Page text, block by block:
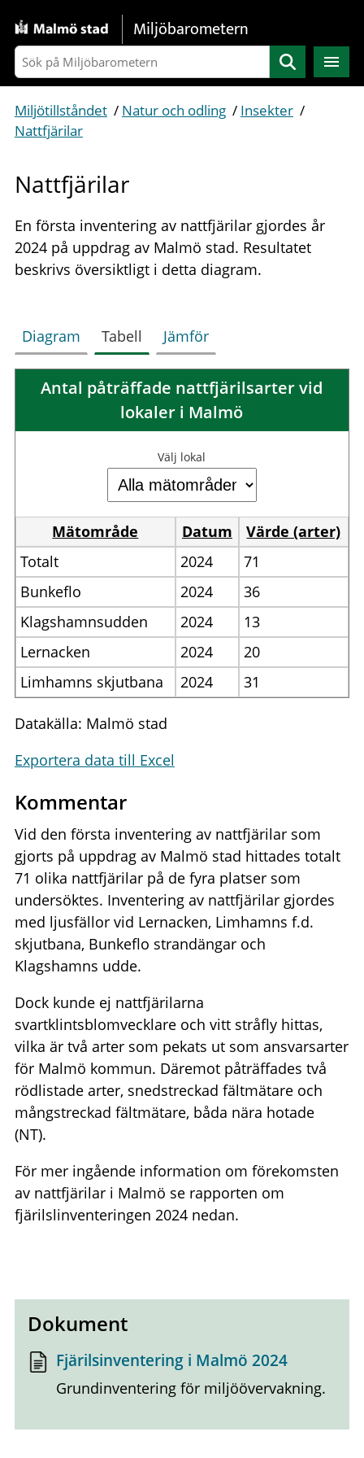
Gå direkt till sidans innehåll
Miljöbarometern
Sök
Miljötillståndet / Natur och odling / Insekter /
Nattfjärilar
Nattfjärilar
En första inventering av nattfjärilar gjordes år
2024 på uppdrag av Malmö stad. Resultatet
beskrivs översiktligt i detta diagram.
Diagram Tabell Jämför
Antal påträffade nattfjärilsarter vid
lokaler i Malmö
Välj lokal
Mätområde Datum
Värde (arter)
Totalt
2024
71
Bunkeflo
2024
36
Klagshamnsudden
2024
13
Lernacken
2024
20
Limhamns skjutbana
2024 31
Datakälla: Malmö stad
Exportera data till Excel
Kommentar
Vid den första inventering av nattfjärilar som
gjorts på uppdrag av Malmö stad hittades totalt
71 olika nattfjärilar på de fyra platser som
undersöktes. Inventering av nattfjärilar gjordes
med ljusfällor vid Lernacken, Limhamns f.d.
skjutbana, Bunkeflo strandängar och
Klagshamns udde.
Dock kunde ej nattfjärilarna
svartklintsblomvecklare och vitt stråfly hittas,
vilka är två arter som pekats ut som ansvarsarter
för Malmö kommun. Däremot påträffades två
rödlistade arter, snedstreckad fältmätare och
mångstreckad fältmätare, båda nära hotade
(NT).
För mer ingående information om förekomsten
av nattfjärilar i Malmö se rapporten om
fjärilslinventeringen 2024 nedan.
Dokument
Fjärilsinventering i Malmö 2024
Grundinventering för miljöövervakning.